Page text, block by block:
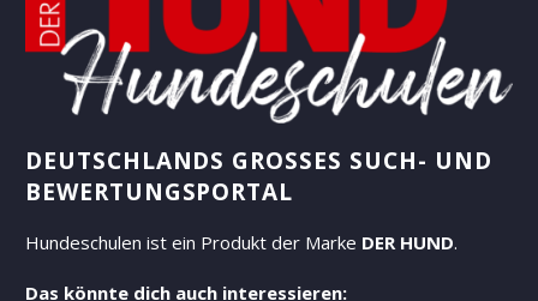
DEUTSCHLANDS GROSSES SUCH- UND B
EWERTUNGSPORTAL
Hundeschulen ist ein Produkt der Marke DER HUND.
Das könnte dich auch interessieren: